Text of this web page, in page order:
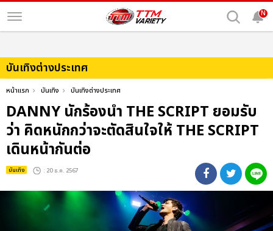
N
บันเทิงต่างประเทศ
หน้าแรก บันเทิง บันเทิงต่างประเทศ
DANNY นักร้องนำ THE SCRIPT ยอมรับ
ว่า คิดหนักกว่าจะตัดสินใจให้ THE SCRIPT
เดินหน้ากันต่อ
บันเทิง : 20 ธ.ค. 2567